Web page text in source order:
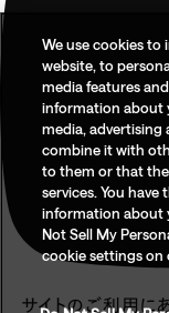
サイトのご利用に
We use cookies to
website, to
media features
information about
media, advertising
combine it with
to them or that
services. You
information about
Not Sell My
cookie settings on